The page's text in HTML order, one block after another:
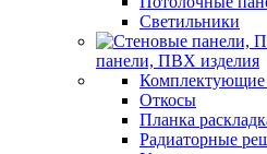
Светильники
панели, ПВХ изделия
Откосы
Планка
Радиаторные